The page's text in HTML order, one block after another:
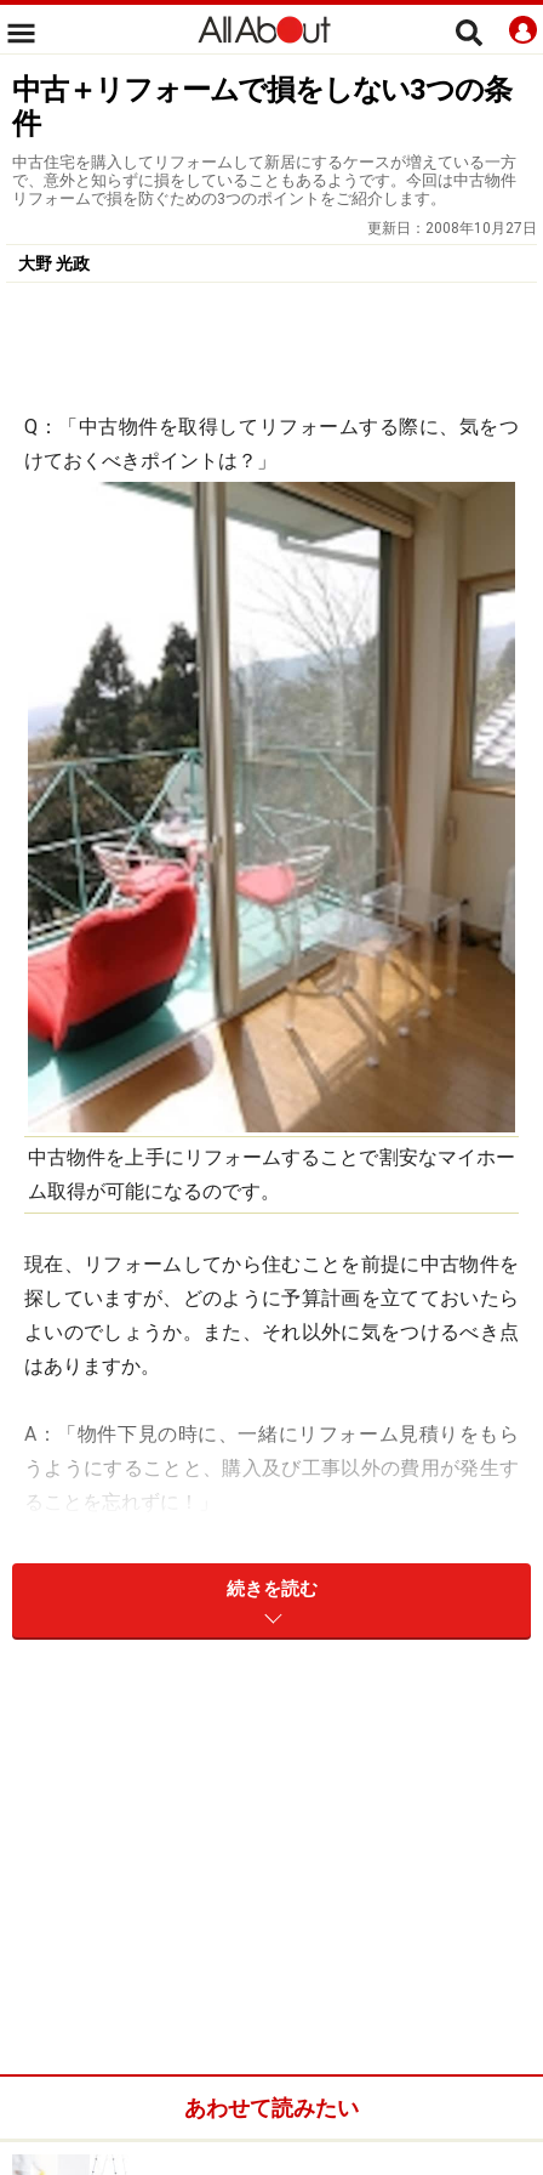
中古＋リフォームで損をしない3つの条
件
中古住宅を購入してリフォームして新居にするケースが増えている一方
で、意外と知らずに損をしていることもあるようです。今回は中古物件
リフォームで損を防ぐための3つのポイントをご紹介します。
更新日： 2008年10月27日
大野 光政
Q：「中古物件を取得してリフォームする際に、気をつ
けておくべきポイントは？」
中古物件を上手にリフォームすることで割安なマイホー
ム取得が可能になるのです。
現在、リフォームしてから住むことを前提に中古物件を
探していますが、どのように予算計画を立てておいたら
よいのでしょうか。また、それ以外に気をつけるべき点
はありますか。
A：「物件下見の時に、一緒にリフォーム見積りをもら
うようにすることと、購入及び工事以外の費用が発生す
ることを忘れずに！」
リフォーム業者を見つけておくと良いでしょう。さら
に、中古物件を購入する際に、一緒に必要となる諸費用
が結構ありますので、ローン計画などに組み入れること
中古物件はますますお買い得に！
リフォームに関する技術やデザイン性が向上したことに
続きを読む
あわせて読みたい